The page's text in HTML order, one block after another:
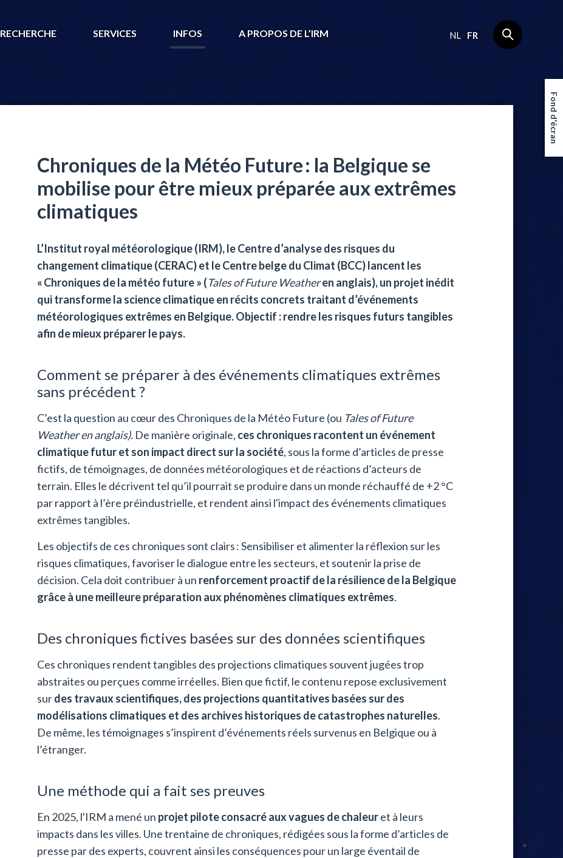
RECHERCHE SERVICES INFOS A PROPOS DE L’IRM NL FR
Chroniques de la Météo Future : la Belgique se
mobilise pour être mieux préparée aux extrêmes
climatiques
L’Institut royal météorologique (IRM), le Centre d’analyse des risques du
changement climatique (CERAC) et le Centre belge du Climat (BCC) lancent les
« Chroniques de la météo future » (Tales of Future Weatheren anglais), un projet inédit
qui transforme la science climatique en récits concrets traitant d’événements
météorologiques extrêmes en Belgique. Objectif : rendre les risques futurs tangibles
afin de mieux préparer le pays.
Comment se préparer à des événements climatiques extrêmes
sans précédent ?
C’est la question au cœur des Chroniques de la Météo Future (ou Tales of Future
Weather en anglais). De manière originale, ces chroniques racontent un événement
climatique futur et son impact direct sur la société, sous la forme d’articles de presse
fictifs, de témoignages, de données météorologiques et de réactions d’acteurs de
terrain. Elles le décrivent tel qu’il pourrait se produire dans un monde réchauffé de +2 °C
par rapport à l’ère préindustrielle, et rendent ainsi l'impact des événements climatiques
extrêmes tangibles.
Les objectifs de ces chroniques sont clairs : Sensibiliser et alimenter la réflexion sur les
risques climatiques, favoriser le dialogue entre les secteurs, et soutenir la prise de
décision. Cela doit contribuer à un renforcement proactif de la résilience de la Belgique
grâce à une meilleure préparation aux phénomènes climatiques extrêmes.
Des chroniques fictives basées sur des données scientifiques
Ces chroniques rendent tangibles des projections climatiques souvent jugées trop
abstraites ou perçues comme irréelles. Bien que fictif, le contenu repose exclusivement
surdes travaux scientifiques, des projections quantitatives basées sur des
modélisations climatiques et des archives historiques de catastrophes naturelles.
De même, les témoignages s’inspirent d’événements réels survenus en Belgique ou à
l’étranger.
Une méthode qui a fait ses preuves
En 2025, l'IRM a mené un projet pilote consacré aux vagues de chaleuret à leurs
impacts dans les villes. Une trentaine de chroniques, rédigées sous la forme d’articles de
presse par des experts, couvrent ainsi les conséquences pour un large éventail de
Fond d'écran